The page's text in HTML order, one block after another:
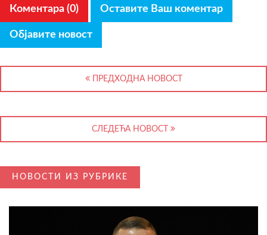
Коментара (0) Оставите Ваш коментар
Објавите новост
ПРЕДХОДНА НОВОСТ
СЛЕДЕЋА НОВОСТ
НОВОСТИ ИЗ РУБРИКЕ